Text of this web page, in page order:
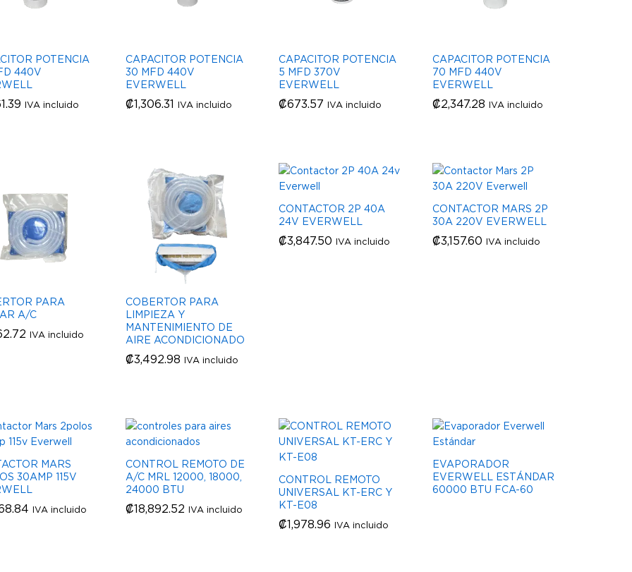
POTENCIA
440V
IVA incluido
CAPACITOR POTENCIA
30 MFD 440V
EVERWELL
₡1,306.31 IVA incluido
₡1,306.31
CAPACITOR POTENCIA
5 MFD 370V
EVERWELL
₡673.57 IVA incluido
₡673.57
CAPACITOR POTENCIA
70 MFD 440V
EVERWELL
₡2,347.28 IVA incluido
₡2,347.28
PARA
A/C
IVA incluido
COBERTOR PARA
LIMPIEZA Y
MANTENIMIENTO DE
AIRE ACONDICIONADO
₡3,492.98 IVA incluido
₡3,492.98
CONTACTOR 2P 40A
24V EVERWELL
₡3,847.50 IVA incluido
₡3,847.50
CONTACTOR MARS 2P
30A 220V EVERWELL
₡3,157.60 IVA incluido
₡3,157.60
MARS
30AMP 115V
IVA incluido
CONTROL REMOTO DE
A/C MRL 12000, 18000,
24000 BTU
₡18,892.52 IVA incluido
₡18,892.52
CONTROL REMOTO
UNIVERSAL KT-ERC Y
KT-E08
₡1,978.96 IVA incluido
₡1,978.96
EVAPORADOR
EVERWELL ESTÁNDAR
60000 BTU FCA-60